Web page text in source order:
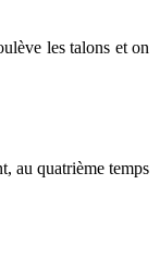
les talons et on
au quatrième temps